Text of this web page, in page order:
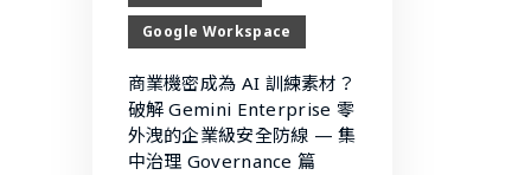
Google Workspace
商業機密成為 AI 訓練素材？
破解 Gemini Enterprise 零
外洩的企業級安全防線 — 集
中治理 Governance 篇